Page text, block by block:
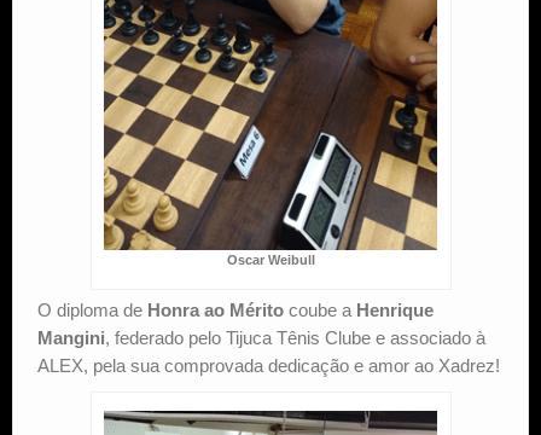
Oscar Weibull
O diploma de Honra ao Mérito coube a Henrique
Mangini, federado pelo Tijuca Tênis Clube e associado à
ALEX, pela sua comprovada dedicação e amor ao Xadrez!